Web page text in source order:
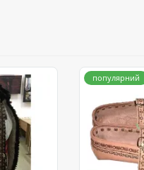
популярний